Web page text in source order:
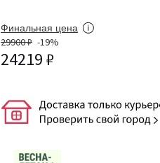
Финальная цена
29900 ₽ -19%
24219 ₽